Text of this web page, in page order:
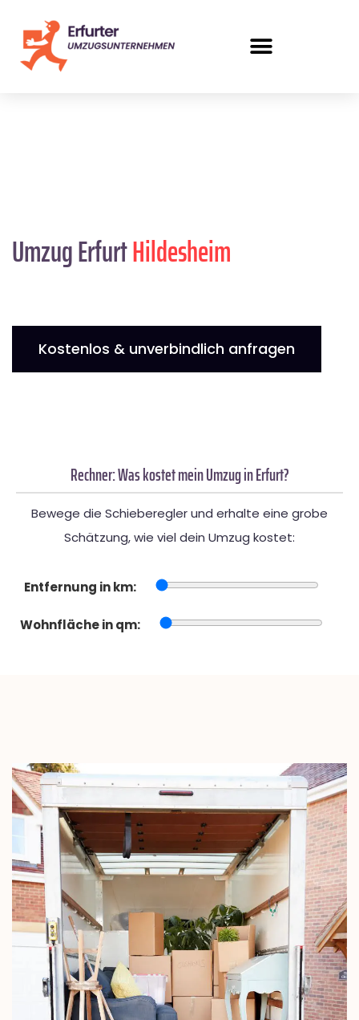
Umzug ErfurtHildesheim
Kostenlos & unverbindlich anfragen
Rechner: Was kostet mein Umzug in Erfurt?
Bewege die Schieberegler und erhalte eine grobe
Schätzung, wie viel dein Umzug kostet:
Entfernung in km:
Wohnfläche in qm: